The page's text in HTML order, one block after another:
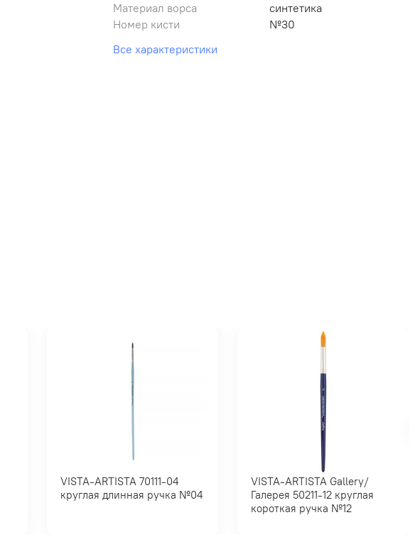
Материал ворса
синтетика
Номер кисти
№30
Все характеристики
VISTA-ARTISTA 70111-04
круглая длинная ручка №04
VISTA-ARTISTA Gallery/
Галерея 50211-12 круглая
короткая ручка №12